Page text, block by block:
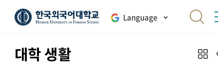
Language
대학 생활